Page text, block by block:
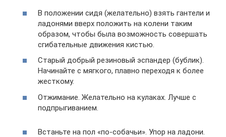
В положении сидя (желательно) взять гантели и
ладонями вверх положить на колени таким
образом, чтобы была возможность совершать
сгибательные движения кистью.
Старый добрый резиновый эспандер (бублик).
Начинайте с мягкого, плавно переходя к более
жесткому.
Отжимание. Желательно на кулаках. Лучше с
подпрыгиванием.
Встаньте на пол «по-собачьи». Упор на ладони.